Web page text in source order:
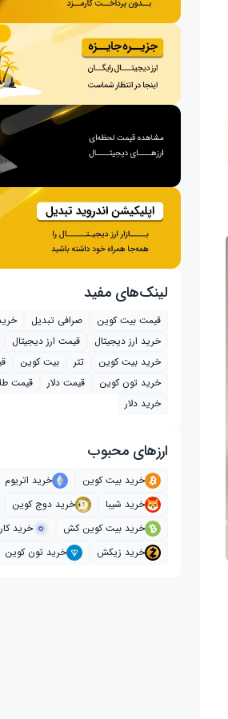
لینک‌های مفید
قیمت بیت کوین صرافی تبدیل
خرید ارز دیجیتال
قیمت ارز دیجیتال
خرید بیت‌ کوین
تتر بیت کوین
خرید تون کوین
قیمت دلار قیمت
خرید دلار
ارز‌های محبوب
خرید بیت کوین خرید اتریوم
خرید شیبا
خرید دوج کوین
خرید بیت کوین کش
خرید
خرید زیکش
خرید تون کوین